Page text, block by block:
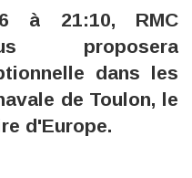
à 21:10, RMC
proposera
dans les
de Toulon, le
d'Europe.